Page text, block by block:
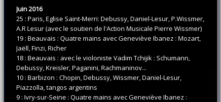
Juin 2016
25 : Paris, Eglise Saint-Merri: Debussy, Daniel-Lesur, P.Wissmer,
A.R Lesur (avec le soutien de l'Action Musicale Pierre Wissmer)
19 : Beauvais : Quatre mains avec Geneviève Ibanez : Mozart,
Jaëll, Finzi, Richer
18 : Beauvais : avec le violoniste Vadim Tchijik : Schumann,
Debussy, Kreisler, Paganini, Rachmaninov...
10 : Barbizon : Chopin, Debussy, Wissmer, Daniel-Lesur,
Piazzolla, tangos argentins
9 : Ivry-sur-Seine : Quatre mains avec Geneviève Ibanez :